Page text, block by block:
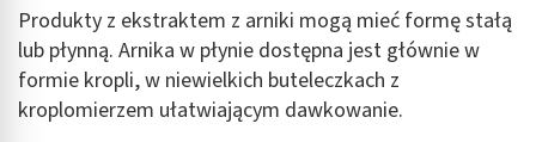
Produkty z ekstraktem z arniki mogą mieć formę stałą
lub płynną. Arnika w płynie dostępna jest głównie w
formie kropli, w niewielkich buteleczkach z
kroplomierzem ułatwiającym dawkowanie.